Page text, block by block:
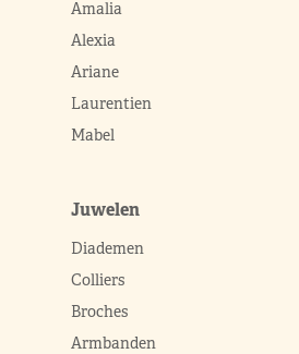
Amalia
Alexia
Ariane
Laurentien
Mabel
Juwelen
Diademen
Colliers
Broches
Armbanden